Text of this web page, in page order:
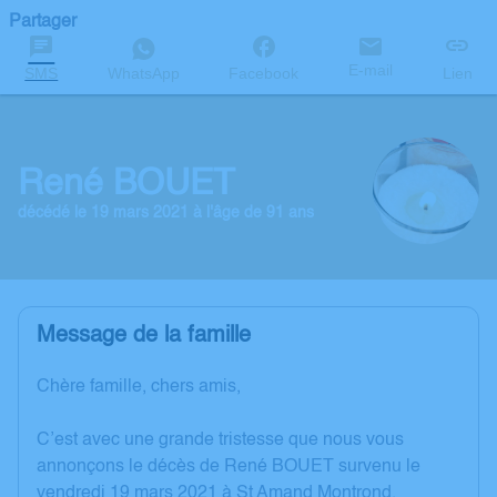
Partager
SMS WhatsApp Facebook E-mail Lien
René BOUET
décédé le 19 mars 2021 à l'âge de 91 ans
Message de la famille
Chère famille, chers amis,
C’est avec une grande tristesse que nous vous
annonçons le décès de René BOUET survenu le